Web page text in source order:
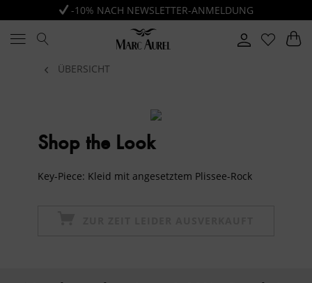
-10% NACH NEWSLETTER-ANMELDUNG
ÜBERSICHT
Shop the Look
Key-Piece: Kleid mit angesetztem Plissee-Rock